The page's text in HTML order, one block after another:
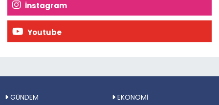
İnstagram
Youtube
GÜNDEM
EKONOMİ